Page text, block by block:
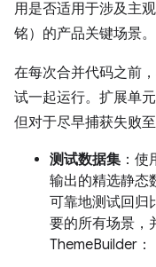
用是否适用于涉及主
铭）的产品关键场景。
在每次合并代码之前
试一起运行。扩展单
但对于尽早捕获失败至
测试数据集 ：
输出的精选静态
可靠地测试回归
要的所有场景，
ThemeBuilder：